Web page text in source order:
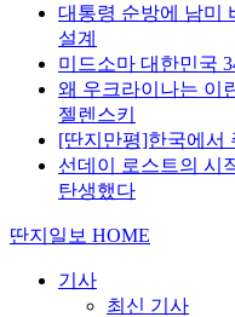
대통령 순방에 남미
설계
미드소마 대한민국
왜 우크라이나는 이
젤렌스키
[딴지만평]한국에서
선데이 로스트의 시
탄생했다
딴지일보 HOME
기사
최신 기사